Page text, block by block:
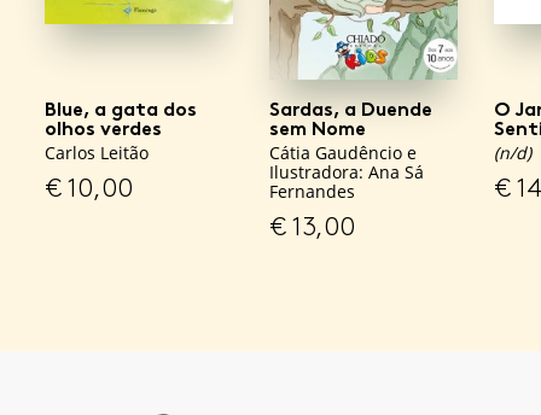
Blue, a gata dos
olhos verdes
Carlos Leitão
€10,00
Sardas, a Duende
sem Nome
Cátia Gaudêncio e
Ilustradora: Ana Sá
Fernandes
€13,00
O
(n/d)
€